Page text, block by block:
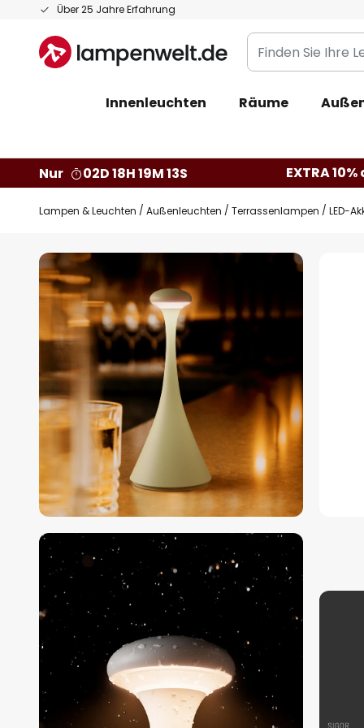
Über 25 Jahre Erfahrung
Zum
springen
Finden
Sie
Leuchte...
Innenleuchten Räume
Nur 02D 18H 19M 12S EXTRA
Lampen & Leuchten Außenleuchten Terrassenlampen LED-
Zum
Ende
der
Bildgalerie
springen